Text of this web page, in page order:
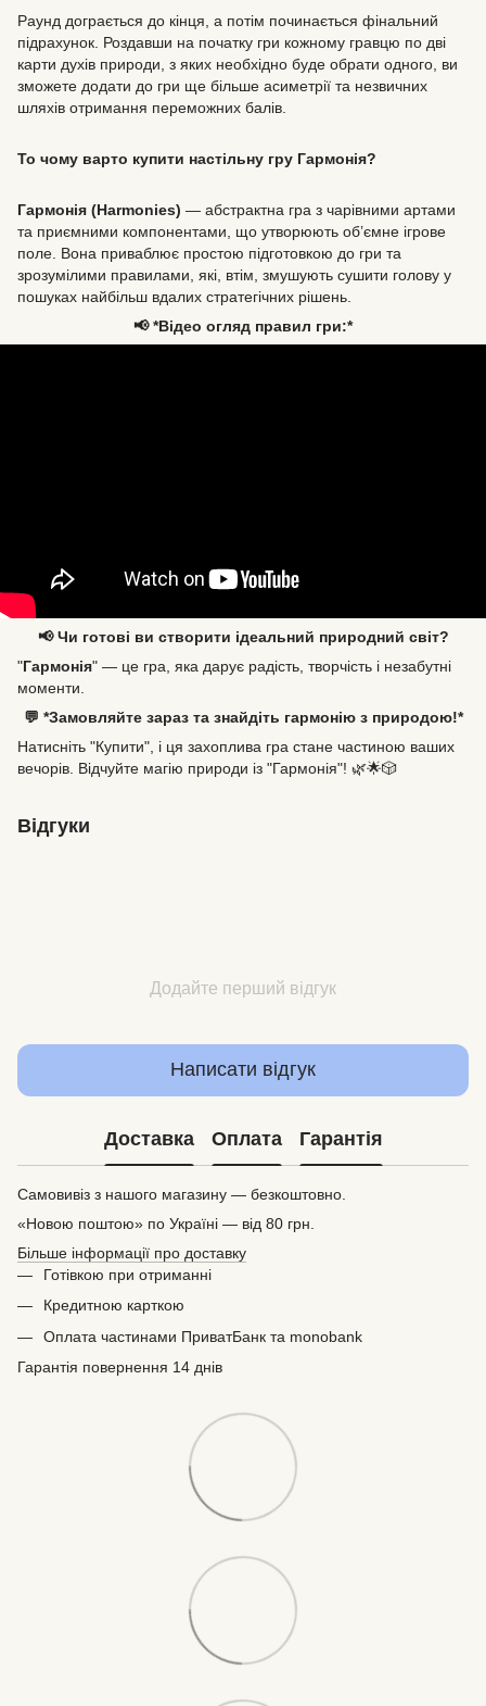
Раунд дограється до кінця, а потім починається фінальний
підрахунок. Роздавши на початку гри кожному гравцю по дві
карти духів природи, з яких необхідно буде обрати одного, ви
зможете додати до гри ще більше асиметрії та незвичних
шляхів отримання переможних балів.
То чому варто купити настільну гру Гармонія?
Гармонія (Harmonies) — абстрактна гра з чарівними артами
та приємними компонентами, що утворюють об’ємне ігрове
поле. Вона приваблює простою підготовкою до гри та
зрозумілими правилами, які, втім, змушують сушити голову у
пошуках найбільш вдалих стратегічних рішень.
📢 *Відео огляд правил гри:*
📢 Чи готові ви створити ідеальний природний світ?
"Гармонія" — це гра, яка дарує радість, творчість і незабутні
моменти.
💬 *Замовляйте зараз та знайдіть гармонію з природою!*
Натисніть "Купити", і ця захоплива гра стане частиною ваших
вечорів. Відчуйте магію природи із "Гармонія"! 🌿🌟🎲
Відгуки
Додайте перший відгук
Написати відгук
Доставка Оплата Гарантія
Самовивіз з нашого магазину — безкоштовно.
«Новою поштою» по Україні — від 80 грн.
Більше інформації про доставку
Готівкою при отриманні
Кредитною карткою
Оплата частинами ПриватБанк та monobank
Гарантія повернення 14 днів